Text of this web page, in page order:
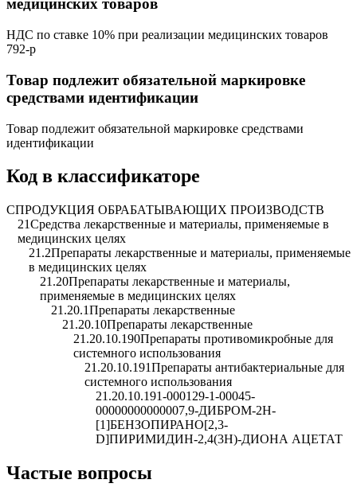
медицинских товаров
НДС по ставке 10% при реализации медицинских товаров
792-р
Товар подлежит обязательной маркировке
средствами идентификации
Товар подлежит обязательной маркировке средствами
идентификации
Код в классификаторе
CПРОДУКЦИЯ ОБРАБАТЫВАЮЩИХ ПРОИЗВОДСТВ
21Средства лекарственные и материалы, применяемые в
медицинских целях
21.2Препараты лекарственные и материалы, применяемые
в медицинских целях
21.20Препараты лекарственные и материалы,
применяемые в медицинских целях
21.20.1Препараты лекарственные
21.20.10Препараты лекарственные
21.20.10.190Препараты противомикробные для
системного использования
21.20.10.191Препараты антибактериальные для
системного использования
21.20.10.191-000129-1-00045-
00000000000007,9-ДИБРОМ-2Н-
[1]БЕНЗОПИРАНО[2,3-
D]ПИРИМИДИН-2,4(3Н)-ДИОНА АЦЕТАТ
Частые вопросы